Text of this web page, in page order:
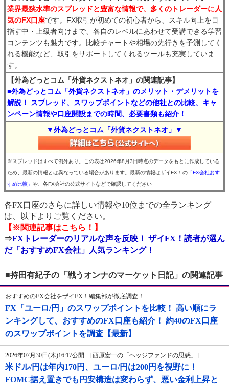
業界最狭水準のスプレッドと豊富な情報で、多くのトレーダーに人
気のFX口座です。FX取引が初めての初心者から、スキル向上を目
指す中・上級者向けまで、各自のレベルにあわせて受講できる学習
コンテンツも魅力です。比較チャートや相場の先行きを予測してく
れる機能など、取引をサポートしてくれるツールも充実していま
す。
【外為どっとコム「外貨ネクストネオ」の関連記事】
■外為どっとコム「外貨ネクストネオ」のメリット・デメリットを
解説！ スプレッド、スワップポイントなどの他社との比較、キャ
ンペーン情報や口座開設までの時間、必要書類も紹介！
▼外為どっとコム「外貨ネクストネオ」▼
※スプレッドはすべて例外あり。この表は2026年8月3日時点のデータをもとに作成している
ため、最新の情報とは異なっている場合があります。最新の情報はザイFX！の 「FX会社おす
すめ比較」 や、各FX会社の公式サイトなどで確認してください
各FX口座のさらに詳しい情報や10位までの全ランキング
は、以下よりご覧ください。
【※関連記事はこちら！】
⇒FXトレーダーのリアルな声を反映！ ザイFX！読者が選ん
だ「おすすめFX会社」人気ランキング！
■持田有紀子の「戦うオンナのマーケット日記」の関連記事
おすすめのFX会社をザイFX！編集部が徹底調査！
FX「ユーロ/円」のスワップポイントを比較！ 高い順にラ
ンキングして、おすすめのFX口座も紹介！ 約40のFX口座
のスワップポイントを調査【最新】
2026年07月30日(木)16:17公開 [西原宏一の「ヘッジファンドの思惑」]
米ドル/円は年内170円、ユーロ/円は200円を視野に！
FOMC据え置きでも円安構造は変わらず、悪い金利上昇と